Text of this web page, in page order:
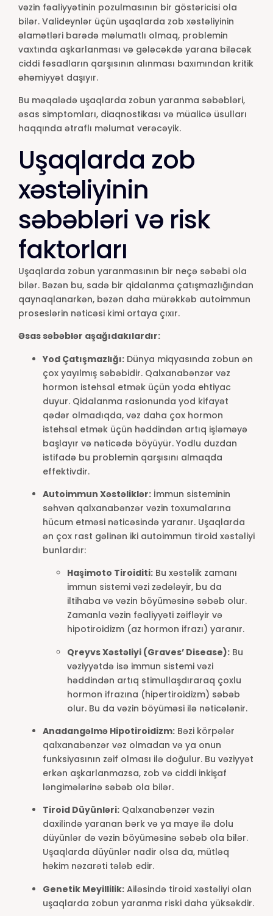
vəzin fəaliyyətinin pozulmasının bir göstəricisi ola
bilər. Valideynlər üçün uşaqlarda zob xəstəliyinin
əlamətləri barədə məlumatlı olmaq, problemin
vaxtında aşkarlanması və gələcəkdə yarana biləcək
ciddi fəsadların qarşısının alınması baxımından kritik
əhəmiyyət daşıyır.
Bu məqalədə uşaqlarda zobun yaranma səbəbləri,
əsas simptomları, diaqnostikası və müalicə üsulları
haqqında ətraflı məlumat verəcəyik.
Uşaqlarda zob
xəstəliyinin
səbəbləri və risk
faktorları
Uşaqlarda zobun yaranmasının bir neçə səbəbi ola
bilər. Bəzən bu, sadə bir qidalanma çatışmazlığından
qaynaqlanarkən, bəzən daha mürəkkəb autoimmun
proseslərin nəticəsi kimi ortaya çıxır.
Əsas səbəblər aşağıdakılardır:
Yod Çatışmazlığı: Dünya miqyasında zobun ən
çox yayılmış səbəbidir. Qalxanabənzər vəz
hormon istehsal etmək üçün yoda ehtiyac
duyur. Qidalanma rasionunda yod kifayət
qədər olmadıqda, vəz daha çox hormon
istehsal etmək üçün həddindən artıq işləməyə
başlayır və nəticədə böyüyür. Yodlu duzdan
istifadə bu problemin qarşısını almaqda
effektivdir.
Autoimmun Xəstəliklər: İmmun sisteminin
səhvən qalxanabənzər vəzin toxumalarına
hücum etməsi nəticəsində yaranır. Uşaqlarda
ən çox rast gəlinən iki autoimmun tiroid xəstəliyi
bunlardır:
Haşimoto Tiroiditi: Bu xəstəlik zamanı
immun sistemi vəzi zədələyir, bu da
iltihaba və vəzin böyüməsinə səbəb olur.
Zamanla vəzin fəaliyyəti zəifləyir və
hipotiroidizm (az hormon ifrazı) yaranır.
Qreyvs Xəstəliyi (Graves’ Disease): Bu
vəziyyətdə isə immun sistemi vəzi
həddindən artıq stimullaşdıraraq çoxlu
hormon ifrazına (hipertiroidizm) səbəb
olur. Bu da vəzin böyüməsi ilə nəticələnir.
Anadangəlmə Hipotiroidizm: Bəzi körpələr
qalxanabənzər vəz olmadan və ya onun
funksiyasının zəif olması ilə doğulur. Bu vəziyyət
erkən aşkarlanmazsa, zob və ciddi inkişaf
ləngimələrinə səbəb ola bilər.
Tiroid Düyünləri: Qalxanabənzər vəzin
daxilində yaranan bərk və ya maye ilə dolu
düyünlər də vəzin böyüməsinə səbəb ola bilər.
Uşaqlarda düyünlər nadir olsa da, mütləq
həkim nəzarəti tələb edir.
Genetik Meyillilik: Ailəsində tiroid xəstəliyi olan
uşaqlarda zobun yaranma riski daha yüksəkdir.